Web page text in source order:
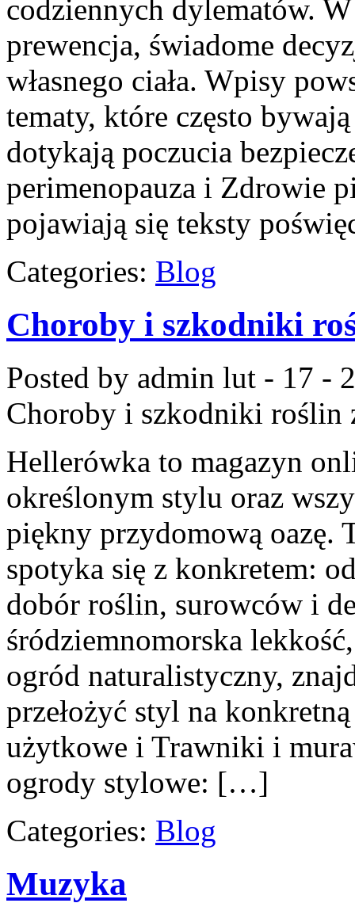
codziennych dylematów.
prewencja, świadome
własnego ciała. Wpisy
tematy, które często
dotykają poczucia
perimenopauza i Zdrowie
pojawiają się teksty
Categories: Blog
Choroby i szkodniki
Posted by admin lut - 17 -
Choroby i szkodniki roślin
Hellerówka to magazyn
określonym stylu oraz
piękny przydomową oazę.
spotyka się z konkretem:
dobór roślin, surowców i
śródziemnomorska
ogród naturalistyczny,
przełożyć styl na
użytkowe i Trawniki i
ogrody stylowe: […]
Categories: Blog
Muzyka